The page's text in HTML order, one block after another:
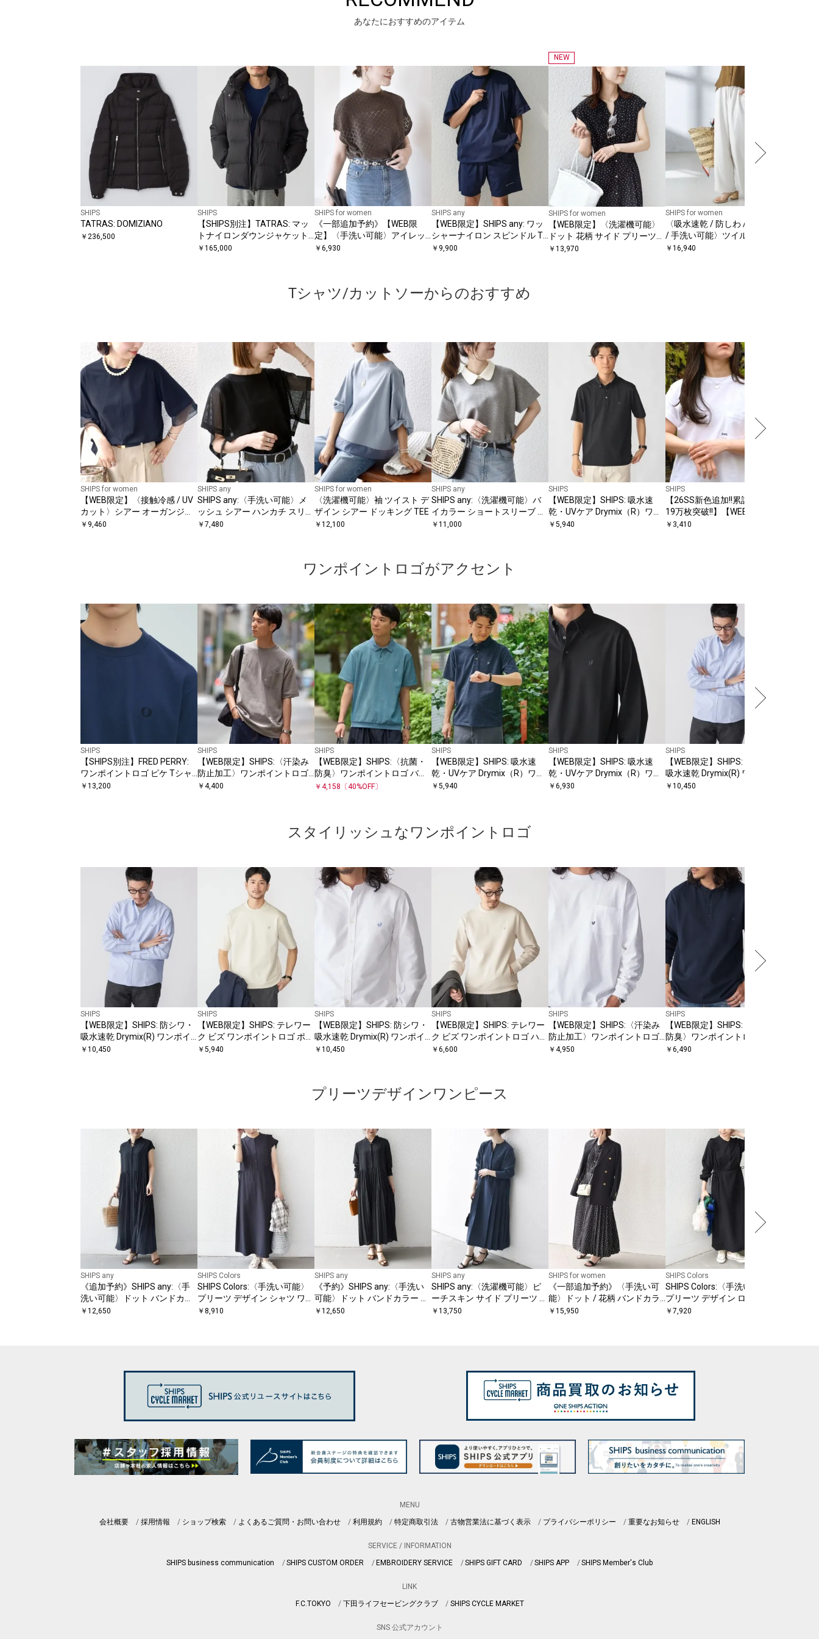
あなたにおすすめのアイテム
SHIPS
TATRAS: DOMIZIANO
￥ 236,500
SHIPS
【SHIPS別注】TATRAS: マッ
トナイロンダウンジャケット
KRAZ
￥ 165,000
SHIPS for women
《一部追加予約》【WEB限
定】〈手洗い可能〉アイレッ
ト クルーネック プルオーバー
￥ 6,930
SHIPS any
【WEB限定】SHIPS any: ワッ
シャーナイロン スピンドル T
シャツ＋イージーショーツ セ
￥ 9,900
NEW
SHIPS for women
【WEB限定】〈洗濯機可能〉
ドット 花柄 サイド プリーツ
フレンチスリーブ ワンピース
￥ 13,970
SHIPS for women
〈吸水速乾 / 防しわ / 接触冷感
/ 手洗い可能〉ツイル ドロス
ト パンツ
￥ 16,940
Tシャツ/カットソーからのおすすめ
SHIPS for women
【WEB限定】〈接触冷感 / UV
カット〉シアー オーガンジー
コンビ プルオーバー
￥ 9,460
SHIPS any
SHIPS any:〈手洗い可能〉メ
ッシュ シアー ハンカチ スリー
ブ ドッキング TEE
￥ 7,480
SHIPS for women
〈洗濯機可能〉袖 ツイスト デ
ザイン シアー ドッキング TEE
￥ 12,100
SHIPS any
SHIPS any:〈洗濯機可能〉バ
イカラー ショートスリーブ プ
ルオーバー
￥ 11,000
SHIPS
【WEB限定】SHIPS: 吸水速
乾・UVケア Drymix（R）ワン
ポイントロゴ ボタンダウン ポ
￥ 5,940
SHIPS
【26SS新色追加!!累計販売数
19万枚突破!!】【WEB限定】
SHIPS: マイクロ SHIPSロゴ ポ
￥ 3,410
ワンポイントロゴがアクセント
SHIPS
【SHIPS別注】FRED PERRY:
ワンポイントロゴ ピケ Tシャ
ツ 26SS
￥ 13,200
SHIPS
【WEB限定】SHIPS:〈汗染み
防止加工〉ワンポイントロゴ
ビッグシルエットヘビーウェ
￥ 4,400
SHIPS
【WEB限定】SHIPS:〈抗菌・
防臭〉ワンポイントロゴ バー
ズアイ 半袖 ポロシャツ
￥ 4,158 〔40%OFF〕
SHIPS
【WEB限定】SHIPS: 吸水速
乾・UVケア Drymix（R）ワン
ポイントロゴ レギュラーカラ
￥ 5,940
SHIPS
【WEB限定】SHIPS: 吸水速
乾・UVケア Drymix（R）ワン
ポイントロゴ ボタンダウン 長
￥ 6,930
SHIPS
【WEB限定】SHIPS: 防シワ・
吸水速乾 Drymix(R) ワンポイ
ントロゴボタンダウンシャツ
￥ 10,450
スタイリッシュなワンポイントロゴ
SHIPS
【WEB限定】SHIPS: 防シワ・
吸水速乾 Drymix(R) ワンポイ
ントロゴボタンダウンシャツ
￥ 10,450
SHIPS
【WEB限定】SHIPS: テレワー
ク ビズ ワンポイントロゴ ポン
チ Tシャツ
￥ 5,940
SHIPS
【WEB限定】SHIPS: 防シワ・
吸水速乾 Drymix(R) ワンポイ
ントロゴバンドカラーシャツ
￥ 10,450
SHIPS
【WEB限定】SHIPS: テレワー
ク ビズ ワンポイントロゴ ハイ
ゲージ ダブルニット スウェッ
￥ 6,600
SHIPS
【WEB限定】SHIPS:〈汗染み
防止加工〉ワンポイントロゴ
ビッグシルエットヘビーウェ
￥ 4,950
SHIPS
【WEB限定】SHIPS:〈抗菌・
防臭〉ワンポイントロゴ バー
ズアイ ヘンリーネック 長袖 T
￥ 6,490
プリーツデザインワンピース
SHIPS any
《追加予約》SHIPS any:〈手
洗い可能〉ドット バンドカラ
ー フレンチ プリーツ ロング
￥ 12,650
SHIPS Colors
SHIPS Colors:〈手洗い可能〉
プリーツ デザイン シャツ ワン
ピース2◇
￥ 8,910
SHIPS any
《予約》SHIPS any:〈手洗い
可能〉ドット バンドカラー プ
リーツ ロング ワンピース
￥ 12,650
SHIPS any
SHIPS any:〈洗濯機可能〉ピ
ーチスキン サイド プリーツ バ
ンドカラー シャツ ワンピース
￥ 13,750
SHIPS for women
《一部追加予約》〈手洗い可
能〉ドット / 花柄 バンドカラ
ー サイド プリーツ ワンピース
￥ 15,950
SHIPS Colors
SHIPS Colors:〈手洗い可能〉
プリーツ デザイン ロングスリ
ーブ ワンピース◇
￥ 7,920
MENU
会社概要
採用情報 ショップ検索 よくあるご質問・お問い合わせ 利用規約 特定商取引法 古物営業法に基づく表示 プライバシーポリシー 重要なお知らせ ENGLISH
SERVICE / INFORMATION
SHIPS business communication
SHIPS CUSTOM ORDER EMBROIDERY SERVICE SHIPS GIFT CARD SHIPS APP SHIPS Member's Club
LINK
F.C.TOKYO
下田ライフセービングクラブ SHIPS CYCLE MARKET
SNS 公式アカウント